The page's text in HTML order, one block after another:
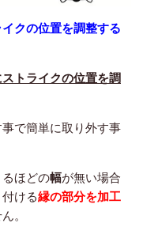
イクの位置を調整する
トライクの位置を調
で簡単に取り外す事
ほどの幅が無い場合
ける縁の部分を加工
。